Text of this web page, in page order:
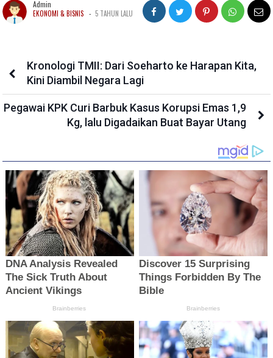
Admin
EKONOMI & BISNIS - 5 TAHUN LALU
Kronologi TMII: Dari Soeharto ke Harapan Kita,
Kini Diambil Negara Lagi
Pegawai KPK Curi Barbuk Kasus Korupsi Emas 1,9
Kg, lalu Digadaikan Buat Bayar Utang